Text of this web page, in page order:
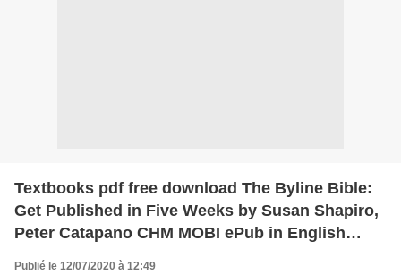
Textbooks pdf free download The Byline Bible:
Get Published in Five Weeks by Susan Shapiro,
Peter Catapano CHM MOBI ePub in English
Publié le 12/07/2020 à 12:49